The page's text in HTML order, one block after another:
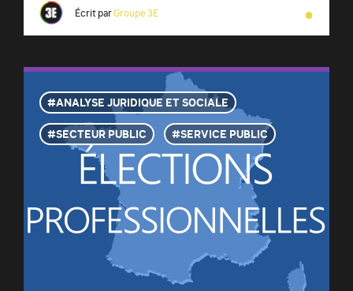
Écrit parGroupe 3E ●
ANALYSE JURIDIQUE ET SOCIALE
SECTEUR PUBLIC
SERVICE PUBLIC